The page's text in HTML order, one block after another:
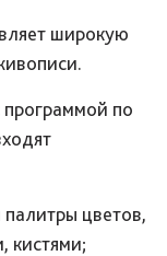
широкую
программой по
цветов,
кистями;